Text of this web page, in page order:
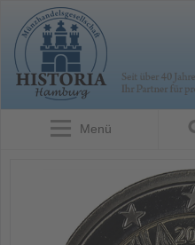
Menü